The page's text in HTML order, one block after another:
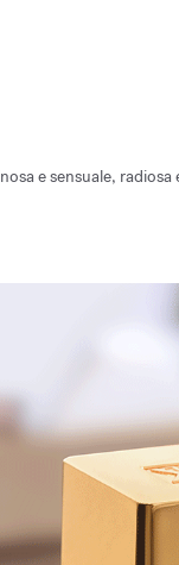
e sensuale, radiosa